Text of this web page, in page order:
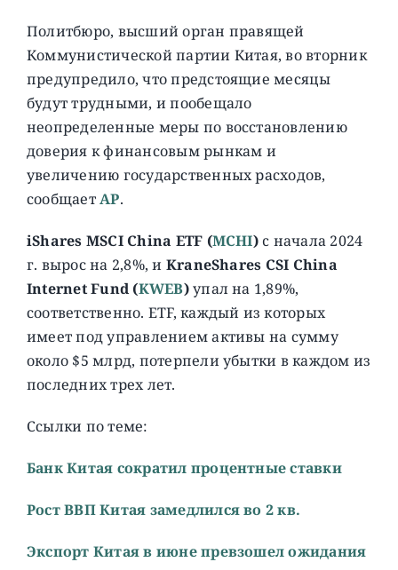
Политбюро, высший орган правящей
Коммунистической партии Китая, во вторник
предупредило, что предстоящие месяцы
будут трудными, и пообещало
неопределенные меры по восстановлению
доверия к финансовым рынкам и
увеличению государственных расходов,
сообщаетAP.
iShares MSCI China ETF (MCHI)c начала 2024
г. вырос на 2,8%, и KraneShares CSI China
Internet Fund (KWEB)упал на 1,89%,
соответственно. ETF, каждый из которых
имеет под управлением активы на сумму
около $5 млрд, потерпели убытки в каждом из
последних трех лет.
Ссылки по теме:
Банк Китая сократил процентные ставки
Рост ВВП Китая замедлился во 2 кв.
Экспорт Китая в июне превзошел ожидания